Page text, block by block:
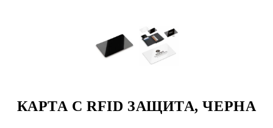
КАРТА С RFID ЗАЩИТА, ЧЕРНА